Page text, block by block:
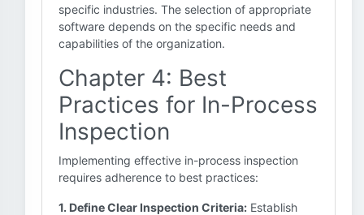
specific industries. The selection of appropriate
software depends on the specific needs and
capabilities of the organization.
Chapter 4: Best
Practices for In-Process
Inspection
Implementing effective in-process inspection
requires adherence to best practices:
1. Define Clear Inspection Criteria: Establish